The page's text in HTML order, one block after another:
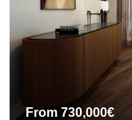
From 730,000€